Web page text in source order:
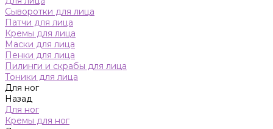
Сыворотки для лица
Патчи для лица
Кремы для лица
Маски для лица
Пенки для лица
Пилинги и скрабы для лица
Тоники для лица
Для ног
Назад
Для ног
Кремы для ног